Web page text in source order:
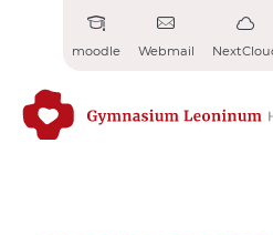
moodle Webmail